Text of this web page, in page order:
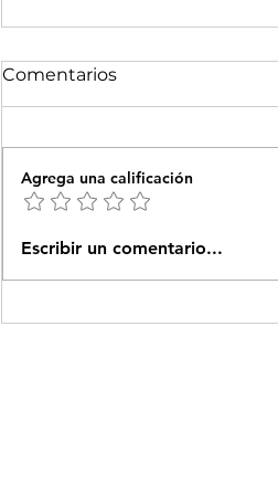
El Futuro de Mehrer Spirit:
Atahualpa Mehrer
Comentarios
Agrega una calificación
Escribir un comentario...